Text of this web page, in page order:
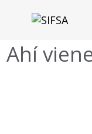
Ahí